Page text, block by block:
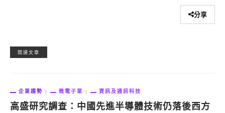
分享
閱讀文章
企業趨勢 微電子業 資訊及通訊科技
高盛研究調查：中國先進半導體技術仍落後西方